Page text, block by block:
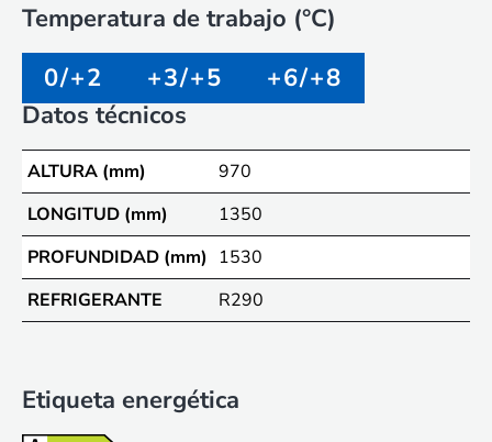
Temperatura de trabajo (°C)
0/+2
+3/+5
+6/+8
Datos técnicos
ALTURA (mm)
970
LONGITUD (mm)
1350
PROFUNDIDAD (mm) 1530
REFRIGERANTE
R290
Etiqueta energética